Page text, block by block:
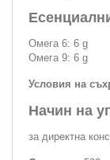
Омега 6: 6 g
Омега 9: 6 g
Условия на
Начин на
за директна